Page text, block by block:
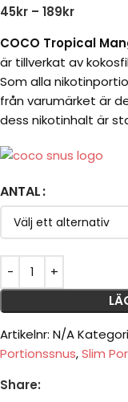
45kr – 189kr
COCO Tropical
är tillverkat av
Som alla
från varumärket är
dess nikotinhalt är
ANTAL
Artikelnr: N/A
Portionssnus,Slim
Share: